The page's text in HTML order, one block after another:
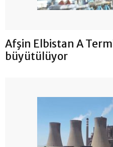
Afşin Elbistan A
büyütülüyor